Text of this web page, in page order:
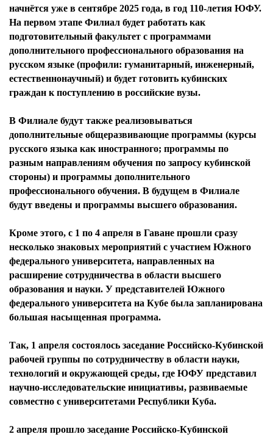
начнётся уже в сентябре 2025 года, в год 110-летия ЮФУ.
На первом этапе Филиал будет работать как
подготовительный факультет с программами
дополнительного профессионального образования на
русском языке (профили: гуманитарный, инженерный,
естественнонаучный) и будет готовить кубинских
граждан к поступлению в российские вузы.
В Филиале будут также реализовываться
дополнительные общеразвивающие программы (курсы
русского языка как иностранного; программы по
разным направлениям обучения по запросу кубинской
стороны) и программы дополнительного
профессионального обучения. В будущем в Филиале
будут введены и программы высшего образования.
Кроме этого, с 1 по 4 апреля в Гаване прошли сразу
несколько знаковых мероприятий с участием Южного
федерального университета, направленных на
расширение сотрудничества в области высшего
образования и науки. У представителей Южного
федерального университета на Кубе была запланирована
большая насыщенная программа.
Так, 1 апреля состоялось заседание Российско-Кубинской
рабочей группы по сотрудничеству в области науки,
технологий и окружающей среды, где ЮФУ представил
научно-исследовательские инициативы, развиваемые
совместно с университетами Республики Куба.
2 апреля прошло заседание Российско-Кубинской